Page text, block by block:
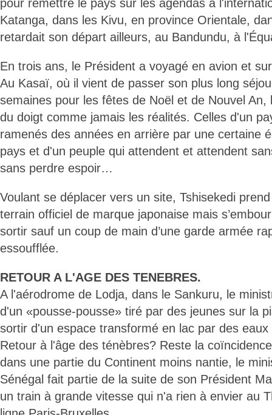
pour remettre le pays sur les agendas à
Katanga, dans les Kivu, en province Orientale,
retardait son départ ailleurs, au Bandundu, à
En trois ans, le Président a voyagé en avion et
Au Kasaï, où il vient de passer son plus long
semaines pour les fêtes de Noël et de Nouvel An,
du doigt comme jamais les réalités. Celles d'un
ramenés des années en arrière par une certaine
pays et d'un peuple qui attendent et attendent
sans perdre espoir…
Voulant se déplacer vers un site, Tshisekedi
terrain officiel de marque japonaise mais
sortir sauf un coup de main d’une garde armée
essoufflée.
RETOUR A L'AGE DES TENEBRES.
A l'aérodrome de Lodja, dans le Sankuru, le
d'un «pousse-pousse» tiré par des jeunes sur la
sortir d'un espace transformé en lac par des eaux
Retour à l'âge des ténèbres? Reste la
dans une partie du Continent moins nantie, le
Sénégal fait partie de la suite de son Président
un train à grande vitesse qui n'a rien à envier au